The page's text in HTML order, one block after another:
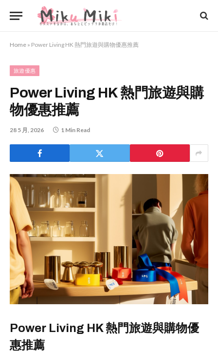
Home » Power Living HK 熱門旅遊與購物優惠推薦
旅遊優惠
Power Living HK 熱門旅遊與購
物優惠推薦
28 5 月, 2026 1 Min Read
Power Living HK 熱門旅遊與購物優
惠推薦